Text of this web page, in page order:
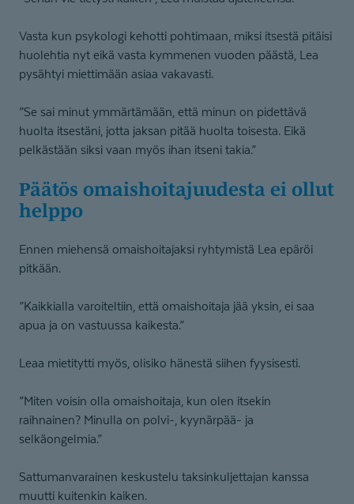
Vasta kun psykologi kehotti pohtimaan, miksi itsestä pitäisi
huolehtia nyt eikä vasta kymmenen vuoden päästä, Lea
pysähtyi miettimään asiaa vakavasti.
”Se sai minut ymmärtämään, että minun on pidettävä
huolta itsestäni, jotta jaksan pitää huolta toisesta. Eikä
pelkästään siksi vaan myös ihan itseni takia.”
Päätös omaishoita­juudesta ei ollut
helppo
Ennen miehensä omaishoitajaksi ryhtymistä Lea epäröi
pitkään.
”Kaikkialla varoiteltiin, että omaishoitaja jää yksin, ei saa
apua ja on vastuussa kaikesta.”
Leaa mietitytti myös, olisiko hänestä siihen fyysisesti.
”Miten voisin olla omaishoitaja, kun olen itsekin
raihnainen? Minulla on polvi-, kyynärpää- ja
selkäongelmia.”
Sattumanvarainen keskustelu taksinkuljettajan kanssa
muutti kuitenkin kaiken.